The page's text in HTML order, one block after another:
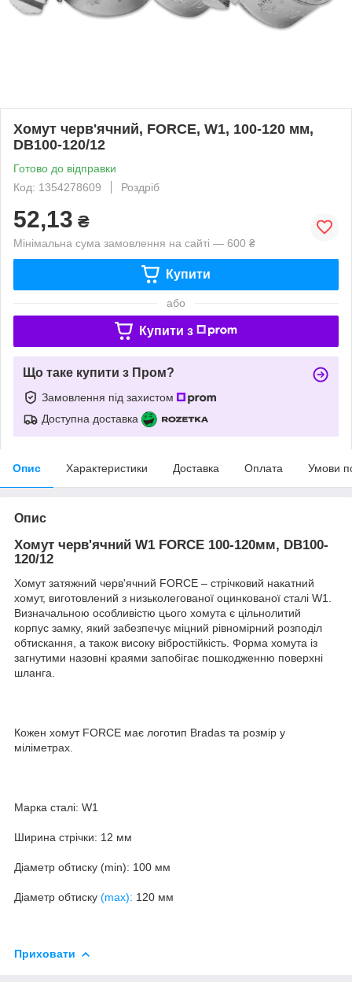
Хомут черв'ячний, FORCE, W1, 100-120 мм,
DB100-120/12
Готово до відправки
Код: 1354278609
Роздріб
52,13 ₴
Мінімальна сума замовлення на сайті — 600 ₴
Купити
або
Купити з
Що таке купити з Пром?
Замовлення під захистом
Доступна доставка
Опис Характеристики Доставка Оплата Умови
Опис
Хомут черв'ячний W1 FORCE 100-120мм, DB100-
120/12
Хомут затяжний черв'ячний FORCE – стрічковий накатний
хомут, виготовлений з низьколегованої оцинкованої сталі W1.
Визначальною особливістю цього хомута є цільнолитий
корпус замку, який забезпечує міцний рівномірний розподіл
обтискання, а також високу вібростійкість. Форма хомута із
загнутими назовні краями запобігає пошкодженню поверхні
шланга.
Кожен хомут FORCE має логотип Bradas та розмір у
міліметрах.
Марка сталі: W1
Ширина стрічки: 12 мм
Діаметр обтиску (min): 100 мм
Діаметр обтиску (max): 120 мм
Приховати